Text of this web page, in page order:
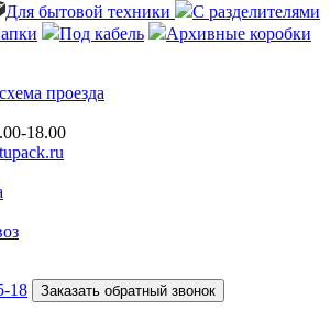
Для бытовой техники
С разделителями
Под кабель
Архивные коробки
проезда
18.00
18 Заказать обратный звонок